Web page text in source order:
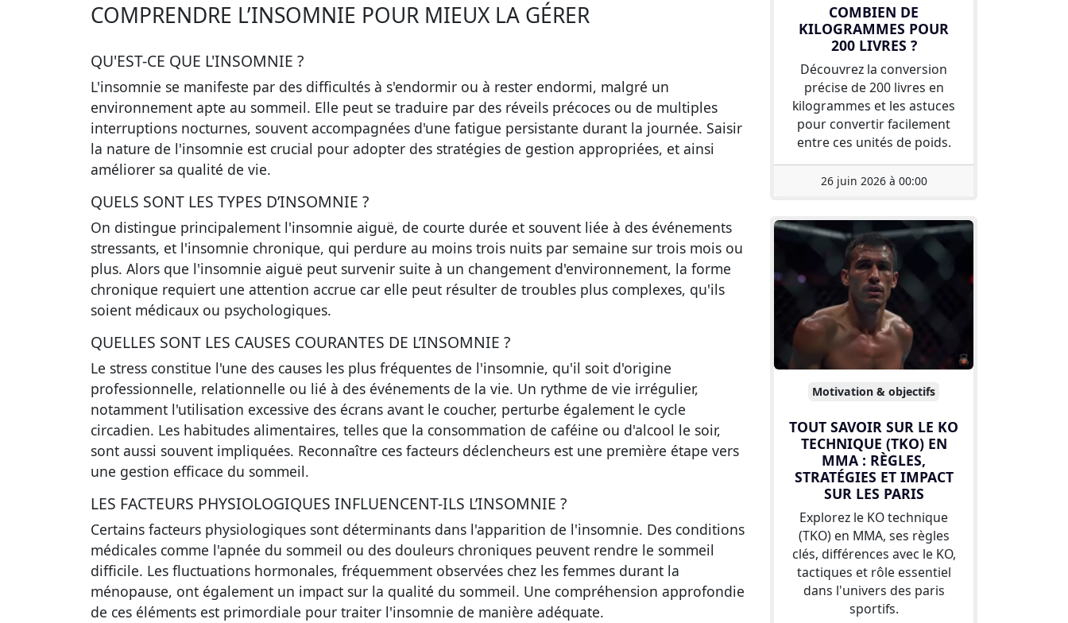
COMPRENDRE L’INSOMNIE POUR MIEUX LA GÉRER
QU'EST-CE QUE L'INSOMNIE ?
L'insomnie se manifeste par des difficultés à s'endormir ou à rester endormi, malgré un
environnement apte au sommeil. Elle peut se traduire par des réveils précoces ou de multiples
interruptions nocturnes, souvent accompagnées d'une fatigue persistante durant la journée. Saisir
la nature de l'insomnie est crucial pour adopter des stratégies de gestion appropriées, et ainsi
améliorer sa qualité de vie.
QUELS SONT LES TYPES D’INSOMNIE ?
On distingue principalement l'insomnie aiguë, de courte durée et souvent liée à des événements
stressants, et l'insomnie chronique, qui perdure au moins trois nuits par semaine sur trois mois ou
plus. Alors que l'insomnie aiguë peut survenir suite à un changement d'environnement, la forme
chronique requiert une attention accrue car elle peut résulter de troubles plus complexes, qu'ils
soient médicaux ou psychologiques.
QUELLES SONT LES CAUSES COURANTES DE L’INSOMNIE ?
Le stress constitue l'une des causes les plus fréquentes de l'insomnie, qu'il soit d'origine
professionnelle, relationnelle ou lié à des événements de la vie. Un rythme de vie irrégulier,
notamment l'utilisation excessive des écrans avant le coucher, perturbe également le cycle
circadien. Les habitudes alimentaires, telles que la consommation de caféine ou d'alcool le soir,
sont aussi souvent impliquées. Reconnaître ces facteurs déclencheurs est une première étape vers
une gestion efficace du sommeil.
LES FACTEURS PHYSIOLOGIQUES INFLUENCENT-ILS L’INSOMNIE ?
Certains facteurs physiologiques sont déterminants dans l'apparition de l'insomnie. Des conditions
médicales comme l'apnée du sommeil ou des douleurs chroniques peuvent rendre le sommeil
difficile. Les fluctuations hormonales, fréquemment observées chez les femmes durant la
ménopause, ont également un impact sur la qualité du sommeil. Une compréhension approfondie
de ces éléments est primordiale pour traiter l'insomnie de manière adéquate.
COMBIEN DE
KILOGRAMMES POUR
200 LIVRES ?
Découvrez la conversion
précise de 200 livres en
kilogrammes et les astuces
pour convertir facilement
entre ces unités de poids.
26 juin 2026 à 00:00
Motivation & objectifs
TOUT SAVOIR SUR LE KO
TECHNIQUE (TKO) EN
MMA : RÈGLES,
STRATÉGIES ET IMPACT
SUR LES PARIS
Explorez le KO technique
(TKO) en MMA, ses règles
clés, différences avec le KO,
tactiques et rôle essentiel
dans l'univers des paris
sportifs.